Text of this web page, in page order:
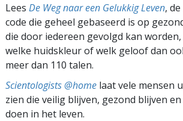
Lees De Weg naar een Gelukkig Leven,
code die geheel gebaseerd is op
die door iedereen gevolgd kan
welke huidskleur of welk geloof dan
meer dan 110 talen.
Scientologists @home laat vele mensen
zien die veilig blijven, gezond blijven
doen in het leven.